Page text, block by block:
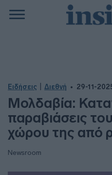
Ειδήσεις Διεθνή 29-11-
Μολδαβία:
παραβιάσεις
χώρου της από
Newsroom